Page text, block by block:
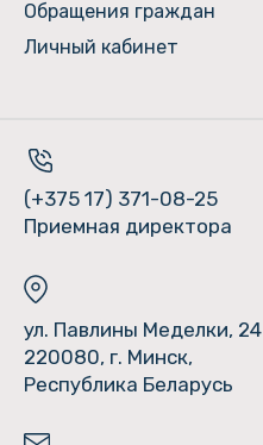
Обращения граждан
Личный кабинет
(+375 17) 371-08-25
Приемная директора
ул. Павлины Меделки, 24
220080, г. Минск,
Республика Беларусь